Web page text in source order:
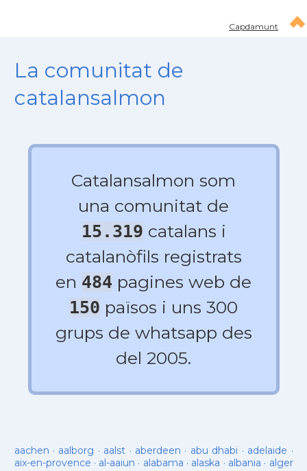
Capdamunt
La comunitat de
catalansalmon
Catalansalmon som
una comunitat de
15.319 catalans i
catalanòfils registrats
en 484 pagines web de
150 països i uns 300
grups de whatsapp des
del 2005.
aachen · aalborg · aalst · aberdeen · abu dhabi · adelaide ·
aix-en-provence · al-aaiun · alabama · alaska · albania · alger